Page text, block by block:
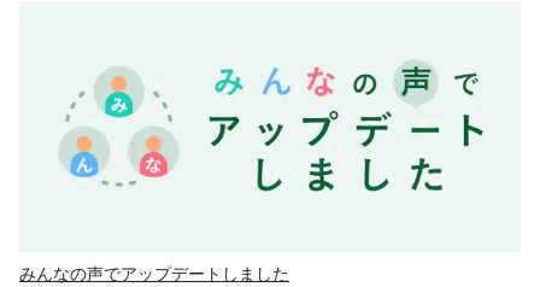
みんなの声でアップデートしました